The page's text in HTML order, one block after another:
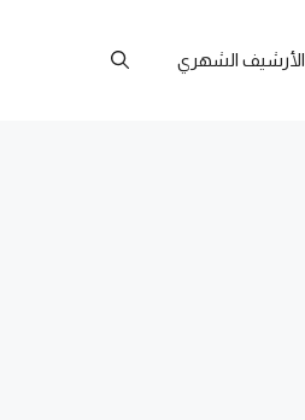
الأرشيف الشهري